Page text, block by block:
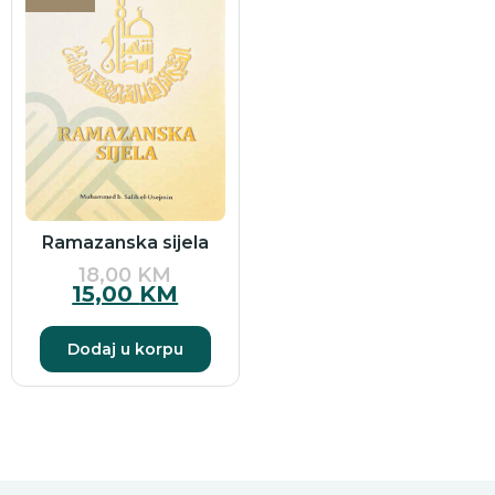
Ramazanska sijela
18,00 KM
15,00 KM
Dodaj u korpu